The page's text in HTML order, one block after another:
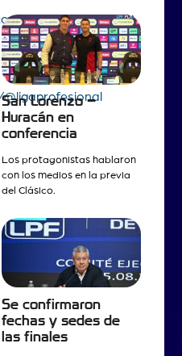
ligaprofesionalAFA
ligaprofesional
San Lorenzo –
Huracán en
conferencia
Los protagonistas hablaron
con los medios en la previa
del Clásico.
Se confirmaron
fechas y sedes de
las finales